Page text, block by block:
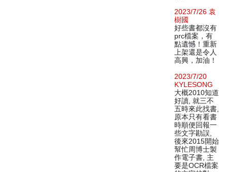
2023/7/26 袁
樹國
好些書都沒有
prc檔案，有
點遺憾！重新
上架還是令人
高興，加油！
2023/7/20
KYLESONG
大概2010知道
好讀, 就三不
五時來此找書,
原本只有看書
時順便回報一
些文字勘誤,
後來2015開始
幫忙周博士製
作電子書, 主
要是OCR檔案